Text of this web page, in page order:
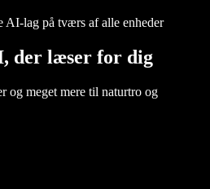
AI-lag på tværs af alle enheder
der læser for dig
og meget mere til naturtro og